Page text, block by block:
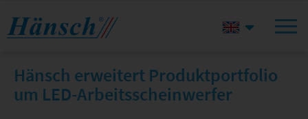
Hänsch erweitert Produktportfolio
um LED-Arbeitsscheinwerfer